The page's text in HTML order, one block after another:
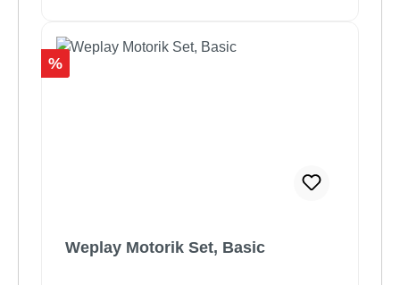
Rabatt
%
Weplay Motorik Set, Basic